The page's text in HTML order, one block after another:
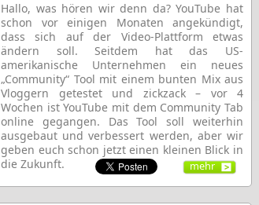
Hallo, was hören wir denn da? YouTube hat
schon vor einigen Monaten angekündigt,
dass sich auf der Video-Plattform etwas
ändern soll. Seitdem hat das US-
amerikanische Unternehmen ein neues
„Community“ Tool mit einem bunten Mix aus
Vloggern getestet und zickzack – vor 4
Wochen ist YouTube mit dem Community Tab
online gegangen. Das Tool soll weiterhin
ausgebaut und verbessert werden, aber wir
geben euch schon jetzt einen kleinen Blick in
die Zukunft.
mehr